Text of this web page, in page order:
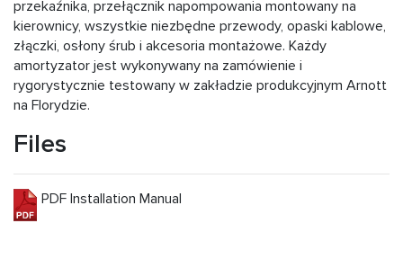
przekaźnika, przełącznik napompowania montowany na
kierownicy, wszystkie niezbędne przewody, opaski kablowe,
złączki, osłony śrub i akcesoria montażowe. Każdy
amortyzator jest wykonywany na zamówienie i
rygorystycznie testowany w zakładzie produkcyjnym Arnott
na Florydzie.
Files
PDF Installation Manual